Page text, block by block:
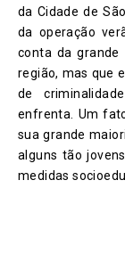
da Cidade de
da operação
conta da grande
região, mas que
de
enfrenta. Um
sua grande
alguns tão
medidas